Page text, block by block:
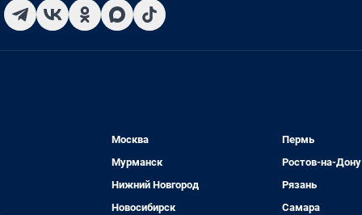
Москва
Мурманск
Нижний Новгород
Новосибирск
Пермь
Ростов-на-Дону
Рязань
Самара